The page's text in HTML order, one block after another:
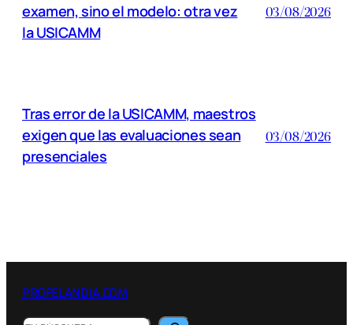
examen, sino el modelo: otra vez
la USICAMM
03/08/2026
Tras error de la USICAMM, maestros
exigen que las evaluaciones sean
presenciales
03/08/2026
PROFELANDIA.COM